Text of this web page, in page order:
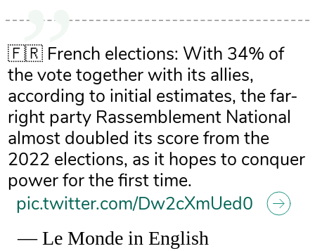
🇫🇷 French elections: With 34% of
the vote together with its allies,
according to initial estimates, the far-
right party Rassemblement National
almost doubled its score from the
2022 elections, as it hopes to conquer
power for the first time.
pic.twitter.com/Dw2cXmUed0
— Le Monde in English